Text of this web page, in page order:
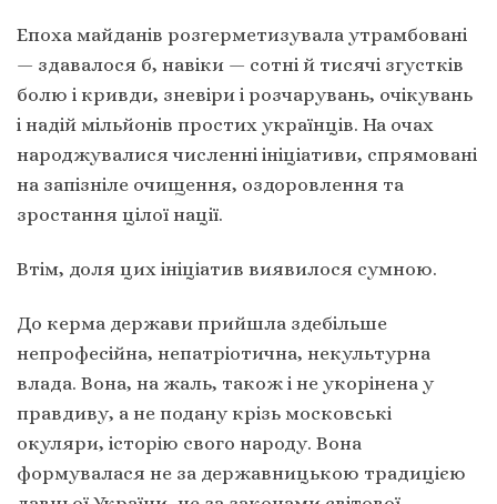
Епоха майданів розгерметизувала утрамбовані
— здавалося б, навіки — сотні й тисячі згустків
болю і кривди, зневіри і розчарувань, очікувань
і надій мільйонів простих українців. На очах
народжувалися численні ініціативи, спрямовані
на запізніле очищення, оздоровлення та
зростання цілої нації.
Втім, доля цих ініціатив виявилося сумною.
До керма держави прийшла здебільше
непрофесійна, непатріотична, некультурна
влада. Вона, на жаль, також і не укорінена у
правдиву, а не подану крізь московські
окуляри, історію свого народу. Вона
формувалася не за державницькою традицією